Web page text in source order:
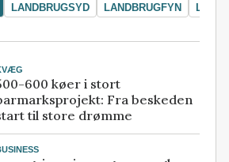
LANDBRUGSYD LANDBRUGFYN
600 køer i stort
Fra beskeden
til store drømme